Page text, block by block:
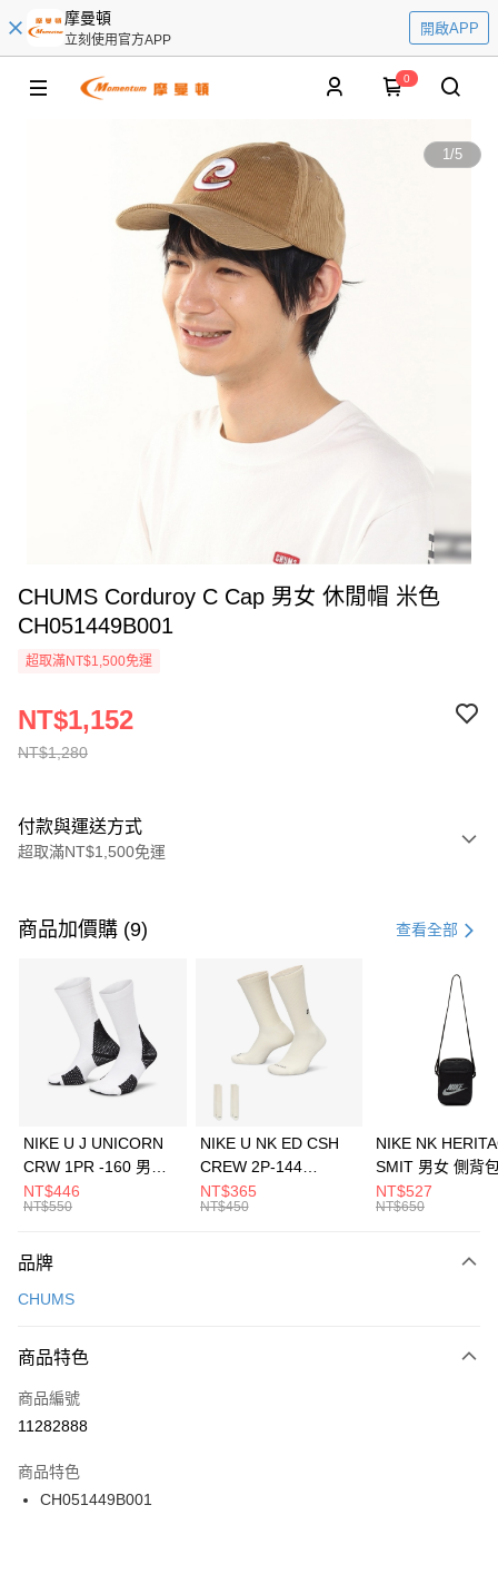
摩曼頓
立刻使用官方APP
開啟APP
0
1/5
CHUMS Corduroy C Cap 男女 休閒帽 米色
CH051449B001
超取滿NT$1,500免運
NT$1,280
NT$1,152
付款與運送方式
超取滿NT$1,500免運
信用卡一次付款
3 期 0 利率 每期 21家銀行
合作金庫商業銀行
第一商業銀行
華南商業銀行
彰化商業銀行
上海商業儲蓄銀行
元大商業銀行
台灣樂天信用卡公司
Apple Pay
全盈+PAY
AFTEE先享後付
【關於「AFTEE先享後付」】
便利好安心！
３．安心：先確認商品／服務後，再付款。
【「AFTEE先享後付」結帳流程】
１．於結帳方式選擇「AFTEE先享後付」後，將跳轉至「AFTEE先享後付」
２．訂單成立數日內，您將收到繳費通知簡訊。
３．收到繳費通知簡訊後14天內，點擊此簡訊中的連結，可透過四大超商／
ATM／網路銀行／等多元方式進行付款，方視為交易完成。
運送方式
每筆NT$100，滿NT$1,500(含以上)免運費
宅配
每筆NT$100，滿NT$1,500(含以上)免運費
付款後門市自取
每筆NT$100，滿NT$1,500(含以上)免運費
商品加價購 (9) 查看全部
NIKE U J UNICORN
CRW 1PR -160 男女
中統襪 FZ3393100
NT$446
NT$550
NIKE U NK ED CSH
CREW 2P-144
EMBRDY 男女 短統襪
FZ3073133
NT$365
NT$450
NIKE NK
SMIT 男女 側背
BA5871010
NT$527
NT$650
品牌
CHUMS
商品特色
商品編號
11282888
商品特色
CH051449B001